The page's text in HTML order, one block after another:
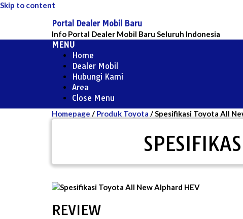
Skip to content
Portal Dealer Mobil Baru
Info Portal Dealer Mobil Baru Seluruh Indonesia
MENU
Home
Dealer Mobil
Hubungi Kami
Area
Close Menu
Homepage / Produk Toyota /Spesifikasi Toyota All
REVIEW